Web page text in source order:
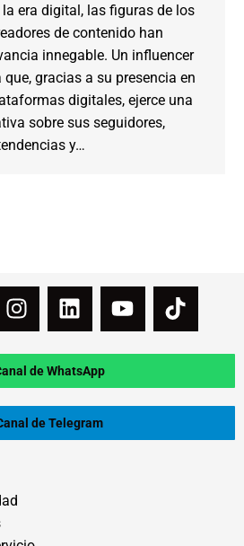
era digital, las figuras de los
de contenido han
innegable. Un influencer
gracias a su presencia en
digitales, ejerce una
sobre sus seguidores,
y…
de WhatsApp
de Telegram